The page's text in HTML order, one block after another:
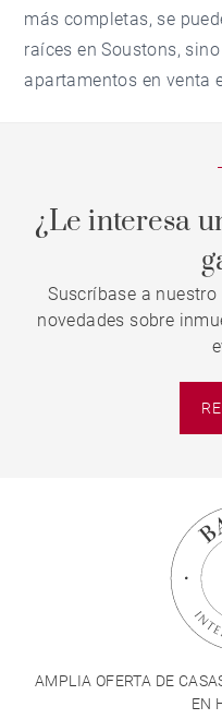
más completas, se
raíces en Soustons,
apartamentos en venta
¿Le interesa
Suscríbase a
novedades sobre
AMPLIA OFERTA DE
EN